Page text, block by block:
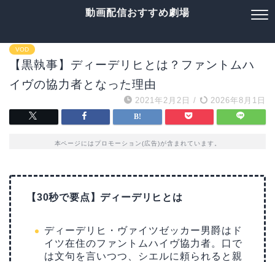
動画配信おすすめ劇場
VOD
【黒執事】ディーデリヒとは？ファントムハ
イヴの協力者となった理由
2021年2月2日 / 2026年8月1日
本ページにはプロモーション(広告)が含まれています。
【30秒で要点】ディーデリヒとは
ディーデリヒ・ヴァイツゼッカー男爵はド
イツ在住のファントムハイヴ協力者。口で
は文句を言いつつ、シエルに頼られると親